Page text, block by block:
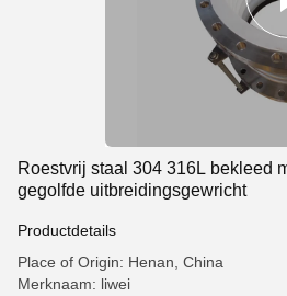
Roestvrij staal 304 316L bekleed
gegolfde uitbreidingsgewricht
Productdetails
Place of Origin: Henan, China
Merknaam: liwei